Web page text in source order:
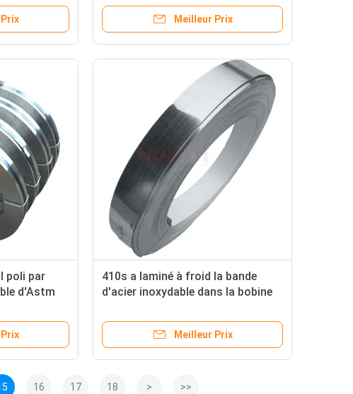
Meilleur Prix
poli par
d'Astm
410s a laminé à froid la bande
d'acier inoxydable dans la bobine
Meilleur Prix
16 17 18 > >>